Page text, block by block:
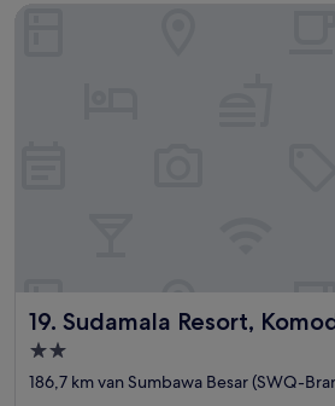
19. Sudamala Resort,
Sudamala Resort, Komodo, Labuan
2.0-
sterrenaccommodatie
186,7 km van Sumbawa Besar (SWQ-